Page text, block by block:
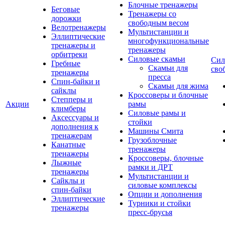
Акции
Беговые
дорожки
Велотренажеры
Эллиптические
тренажеры и
орбитреки
Гребные
тренажеры
Спин-байки и
сайклы
Степперы и
климберы
Аксессуары и
дополнения к
тренажерам
Канатные
тренажеры
Лыжные
тренажеры
Сайклы и
спин-байки
Эллиптические
тренажеры
Блочные тренажеры
Тренажеры со
свободным весом
Мультистанции и
многофункциональные
тренажеры
Силовые скамьи
Скамьи для
пресса
Скамьи для жима
Кроссоверы и блочные
рамы
Силовые рамы и
стойки
Машины Смита
Грузоблочные
тренажеры
Кроссоверы, блочные
рамки и ДРТ
Мультистанции и
силовые комплексы
Опции и дополнения
Турники и стойки
пресс-брусья